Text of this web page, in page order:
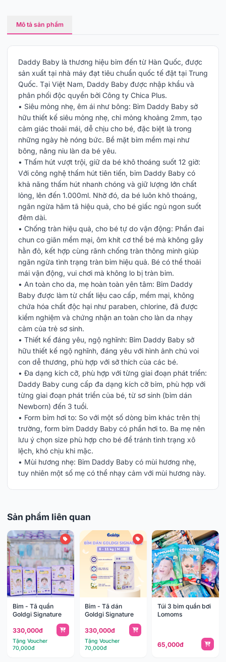
Mô tả sản phẩm
Daddy Baby là thương hiệu bỉm đến từ Hàn Quốc, được
sản xuất tại nhà máy đạt tiêu chuẩn quốc tế đặt tại Trung
Quốc. Tại Việt Nam, Daddy Baby được nhập khẩu và
phân phối độc quyền bởi Công ty Chica Plus.
• Siêu mỏng nhẹ, êm ái như bông: Bỉm Daddy Baby sở
hữu thiết kế siêu mỏng nhẹ, chỉ mỏng khoảng 2mm, tạo
cảm giác thoải mái, dễ chịu cho bé, đặc biệt là trong
những ngày hè nóng bức. Bề mặt bỉm mềm mại như
bông, nâng niu làn da bé yêu.
• Thấm hút vượt trội, giữ da bé khô thoáng suốt 12 giờ:
Với công nghệ thấm hút tiên tiến, bỉm Daddy Baby có
khả năng thấm hút nhanh chóng và giữ lượng lớn chất
lỏng, lên đến 1.000ml. Nhờ đó, da bé luôn khô thoáng,
ngăn ngừa hăm tã hiệu quả, cho bé giấc ngủ ngon suốt
đêm dài.
• Chống tràn hiệu quả, cho bé tự do vận động: Phần đai
chun co giãn mềm mại, ôm khít cơ thể bé mà không gây
hằn đỏ, kết hợp cùng rãnh chống tràn thông minh giúp
ngăn ngừa tình trạng tràn bỉm hiệu quả. Bé có thể thoải
mái vận động, vui chơi mà không lo bị tràn bỉm.
• An toàn cho da, mẹ hoàn toàn yên tâm: Bỉm Daddy
Baby được làm từ chất liệu cao cấp, mềm mại, không
chứa hóa chất độc hại như paraben, chlorine, đã được
kiểm nghiệm và chứng nhận an toàn cho làn da nhạy
cảm của trẻ sơ sinh.
• Thiết kế đáng yêu, ngộ nghĩnh: Bỉm Daddy Baby sở
hữu thiết kế ngộ nghĩnh, đáng yêu với hình ảnh chú voi
con dễ thương, phù hợp với sở thích của các bé.
• Đa dạng kích cỡ, phù hợp với từng giai đoạn phát triển:
Daddy Baby cung cấp đa dạng kích cỡ bỉm, phù hợp với
từng giai đoạn phát triển của bé, từ sơ sinh (bỉm dán
Newborn) đến 3 tuổi.
• Form bỉm hơi to: So với một số dòng bỉm khác trên thị
trường, form bỉm Daddy Baby có phần hơi to. Ba mẹ nên
lưu ý chọn size phù hợp cho bé để tránh tình trạng xô
lệch, khó chịu khi mặc.
• Mùi hương nhẹ: Bỉm Daddy Baby có mùi hương nhẹ,
tuy nhiên một số mẹ có thể nhạy cảm với mùi hương này.
Sản phẩm liên quan
Bỉm - Tã quần
Goldgi Signature
330,000đ
Tặng Voucher
70,000đ
Bỉm - Tã dán
Goldgi Signature
330,000đ
Tặng Voucher
70,000đ
Túi 3 bỉm quần bơi
Lomoms
65,000đ